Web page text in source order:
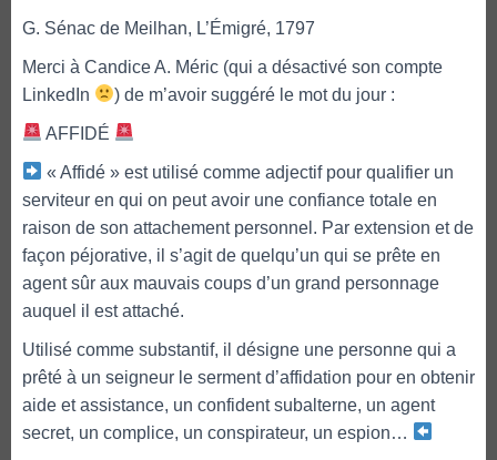
G. Sénac de Meilhan, L’Émigré, 1797
Merci à Candice A. Méric (qui a désactivé son compte
LinkedIn
) de m’avoir suggéré le mot du jour :
AFFIDÉ
« Affidé » est utilisé comme adjectif pour qualifier un
serviteur en qui on peut avoir une confiance totale en
raison de son attachement personnel. Par extension et de
façon péjorative, il s’agit de quelqu’un qui se prête en
agent sûr aux mauvais coups d’un grand personnage
auquel il est attaché.
Utilisé comme substantif, il désigne une personne qui a
prêté à un seigneur le serment d’affidation pour en obtenir
aide et assistance, un confident subalterne, un agent
secret, un complice, un conspirateur, un espion…